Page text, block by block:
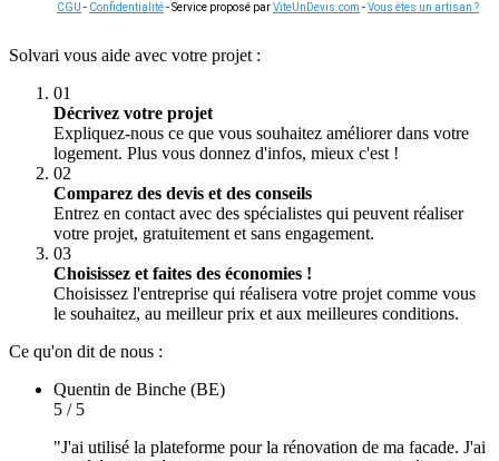
CGU - Confidentialité- Service proposé parViteUnDevis.com -Vous êtes un artisan ?
Solvari vous aide avec votre projet :
01
Décrivez votre projet
Expliquez-nous ce que vous souhaitez améliorer dans votre
logement. Plus vous donnez d'infos, mieux c'est !
02
Comparez des devis et des conseils
Entrez en contact avec des spécialistes qui peuvent réaliser
votre projet, gratuitement et sans engagement.
03
Choisissez et faites des économies !
Choisissez l'entreprise qui réalisera votre projet comme vous
le souhaitez, au meilleur prix et aux meilleures conditions.
Ce qu'on dit de nous :
Quentin de Binche (BE)
5 / 5
"J'ai utilisé la plateforme pour la rénovation de ma facade. J'ai